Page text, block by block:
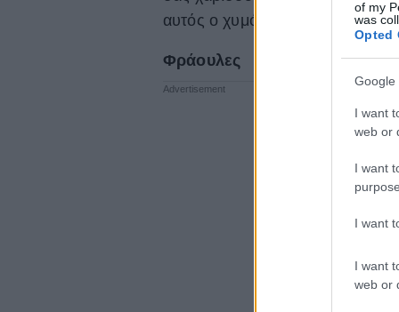
of my
was
Opted
Google
I want
web or
I want
I want
I want
web or
αυτός ο χυμός θα γίνει
Φράουλες